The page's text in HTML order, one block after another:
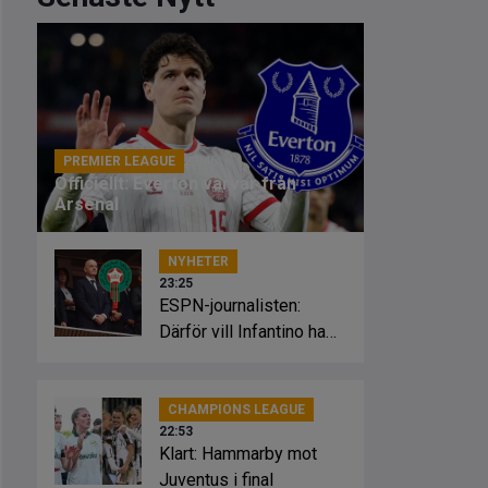
PREMIER LEAGUE
Officiellt: Everton värvar från
Arsenal
NYHETER
23:25
ESPN-journalisten:
Därför vill Infantino ha
CHAMPIONS LEAGUE
22:53
Klart: Hammarby mot
Juventus i final